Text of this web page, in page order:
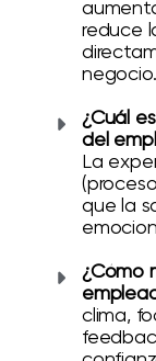
reduce
negocio.
¿Cuál
del
La
que la
¿Cómo
clima,